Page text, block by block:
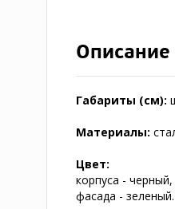
Описание
Габариты (см):
Материалы:
Цвет:
корпуса - черный,
фасада - зеленый.